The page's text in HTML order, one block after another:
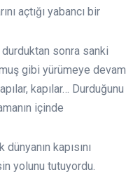
açtığı yabancı bir
sonra sanki
gibi yürümeye devam
kapılar… Durduğunu
içinde
kapısını
yolunu tutuyordu.